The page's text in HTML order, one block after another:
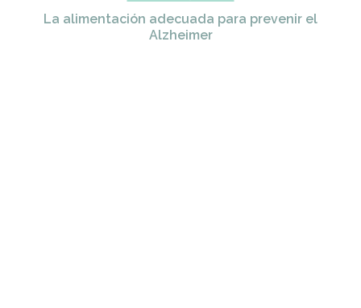
La alimentación adecuada para prevenir el
Alzheimer